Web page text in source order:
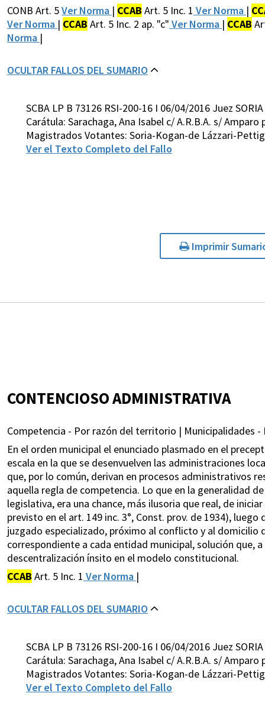
CONB Art. 5Ver Norma | CCAB Art. 5 Inc. 1 Ver Norma |
Ver Norma | CCAB Art. 5 Inc. 2 ap. "c" Ver Norma | CCAB
Norma |
OCULTAR FALLOS DEL SUMARIO
SCBA LP B 73126 RSI-200-16 I 06/04/2016 Juez SORIA
Carátula: Sarachaga, Ana Isabel c/ A.R.B.A. s/
Magistrados Votantes: Soria-Kogan-de Lázzari-
Ver el Texto Completo del Fallo
Imprimir
CONTENCIOSO ADMINISTRATIVA
Competencia - Por razón del territorio | Municipalidades -
En el orden municipal el enunciado plasmado en el
escala en la que se desenvuelven las administraciones
que, por lo común, derivan en procesos administrativos
aquella regla de competencia. Lo que en la generalidad
legislativa, era una chance, más ilusoria que real, de
previsto en el art. 149 inc. 3°, Const. prov. de 1934),
juzgado especializado, próximo al conflicto y al
correspondiente a cada entidad municipal, solución que,
descentralización ínsito en el modelo constitucional.
CCAB Art. 5 Inc. 1 Ver Norma |
OCULTAR FALLOS DEL SUMARIO
SCBA LP B 73126 RSI-200-16 I 06/04/2016 Juez SORIA
Carátula: Sarachaga, Ana Isabel c/ A.R.B.A. s/
Magistrados Votantes: Soria-Kogan-de Lázzari-
Ver el Texto Completo del Fallo